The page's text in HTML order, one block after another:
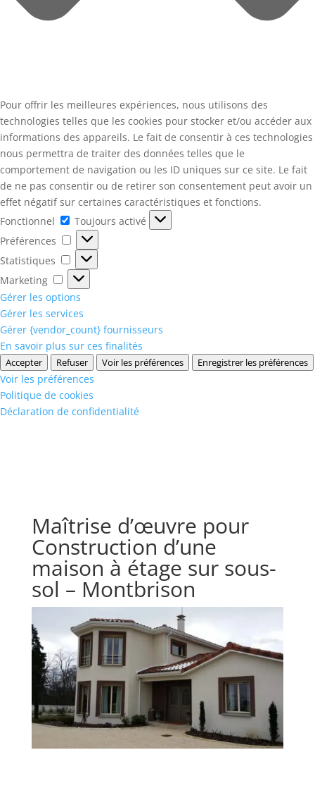
Pour offrir les meilleures expériences, nous utilisons des
technologies telles que les cookies pour stocker et/ou accéder aux
informations des appareils. Le fait de consentir à ces technologies
nous permettra de traiter des données telles que le
comportement de navigation ou les ID uniques sur ce site. Le fait
de ne pas consentir ou de retirer son consentement peut avoir un
effet négatif sur certaines caractéristiques et fonctions.
Fonctionnel
Fonctionnel
Toujours activé
Préférences
Préférences
Statistiques
Statistiques
Marketing
Marketing
Gérer les options
Gérer les services
Gérer {vendor_count} fournisseurs
En savoir plus sur ces finalités
Accepter Refuser Voir les préférences Enregistrer les préférences
Voir les préférences
Politique de cookies
Déclaration de confidentialité
Maîtrise d’œuvre pour
Construction d’une
maison à étage sur sous-
sol – Montbrison